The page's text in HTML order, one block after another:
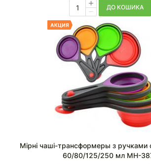
ДО КОШИКА
Мірні чаші-трансформеры з ручками
60/80/125/250 мл MH-